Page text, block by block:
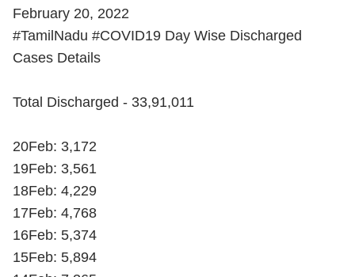
February 20, 2022
#TamilNadu #COVID19 Day Wise Discharged
Cases Details
Total Discharged - 33,91,011
20Feb: 3,172
19Feb: 3,561
18Feb: 4,229
17Feb: 4,768
16Feb: 5,374
15Feb: 5,894